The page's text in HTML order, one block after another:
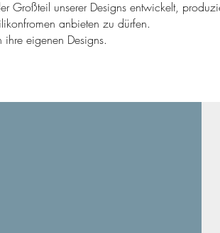
Großteil unserer Designs entwickelt,
anbieten zu dürfen.
eigenen Designs.